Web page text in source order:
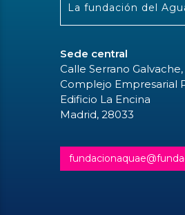
La fundación del
Sede central
Calle Serrano Galvache,
Complejo Empresarial
Edificio La Encina
Madrid, 28033